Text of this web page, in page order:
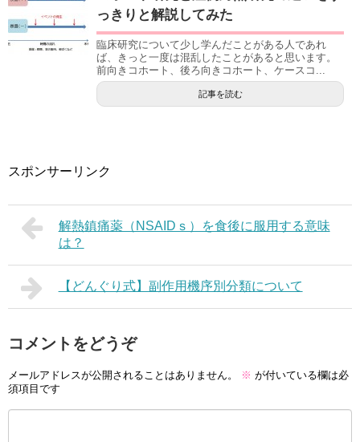
っきりと解説してみた
臨床研究について少し学んだことがある人であれ
ば、きっと一度は混乱したことがあると思います。
前向きコホート、後ろ向きコホート、ケースコ...
記事を読む
スポンサーリンク
解熱鎮痛薬（NSAIDｓ）を食後に服用する意味
は？
【どんぐり式】副作用機序別分類について
コメントをどうぞ
メールアドレスが公開されることはありません。 ※ が付いている欄は必
須項目です